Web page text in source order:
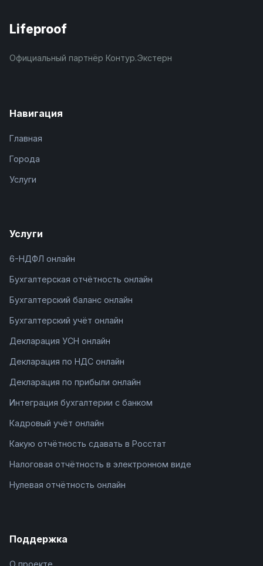
Lifeproof
Официальный партнёр Контур.Экстерн
Навигация
Главная
Города
Услуги
Услуги
6-НДФЛ онлайн
Бухгалтерская отчётность онлайн
Бухгалтерский баланс онлайн
Бухгалтерский учёт онлайн
Декларация УСН онлайн
Декларация по НДС онлайн
Декларация по прибыли онлайн
Интеграция бухгалтерии с банком
Кадровый учёт онлайн
Какую отчётность сдавать в Росстат
Налоговая отчётность в электронном виде
Нулевая отчётность онлайн
Поддержка
О проекте